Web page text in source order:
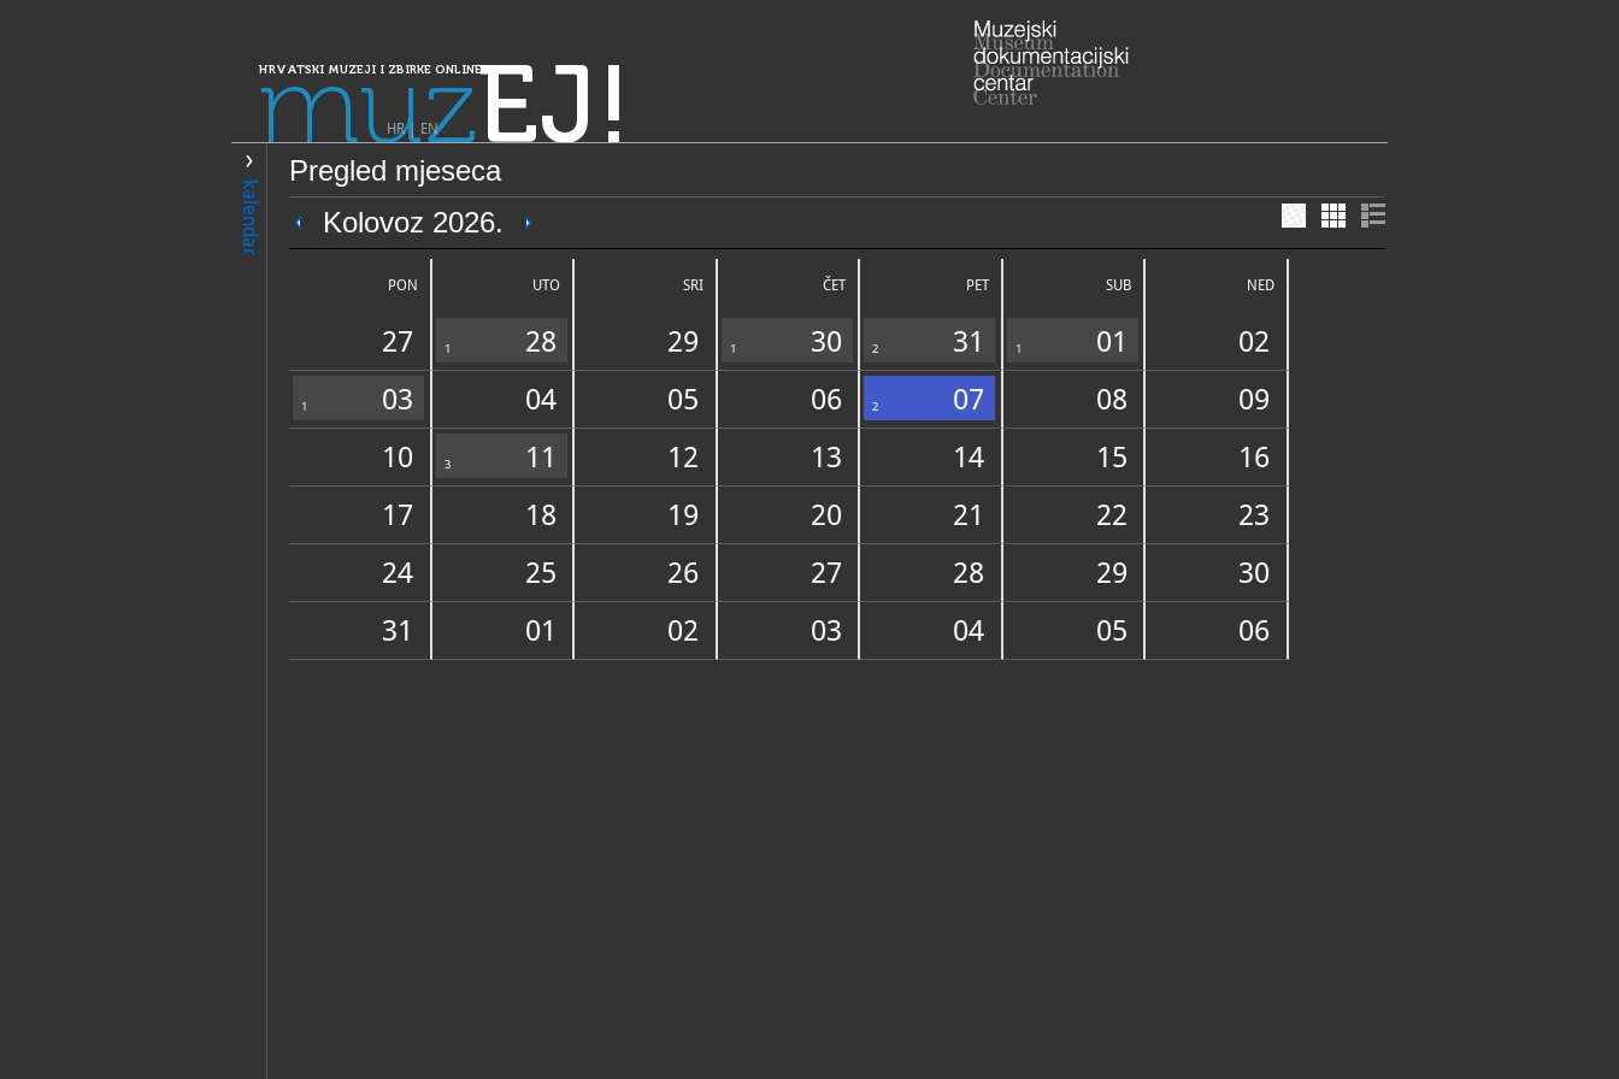
HRVATSKI MUZEJI I ZBIRKE ONLINE
muzEJ!
HR| EN
kalendar
Pregled mjeseca
Kolovoz 2026.
PON UTO SRI ČET PET SUB NED
27 1 28 29 1 30 2 31 1 01 02
1 03 04 05 06 2 07 08
09
10
3 11 12 13 14 15
16
17
18 19 20 21 22
23
24
25 26 27 28 29
30
31
01 02 03 04 05 06
PRETRAŽIVANJE
Dalmacija
Etnografska zbirka u župnom uredu
21270 Zagvozd Splitsko-dalmatinska županija
021/847-029
OPĆI PODACI FUNDUS
Zbirka vjerske zajednice
je registrirana kao spomenik kulture.